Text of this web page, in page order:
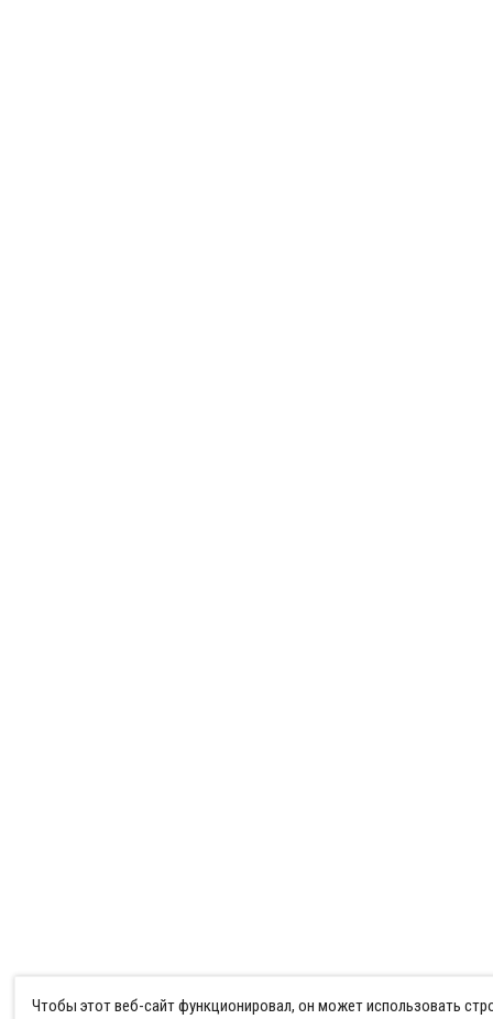
Чтобы этот веб-сайт функционировал, он может использовать